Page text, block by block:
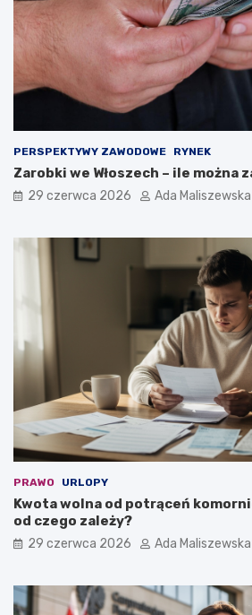
PERSPEKTYWY ZAWODOWE RYNEK
Zarobki we Włoszech – ile można
29 czerwca 2026 Ada Maliszewska
PRAWO URLOPY
Kwota wolna od potrąceń
od czego zależy?
29 czerwca 2026 Ada Maliszewska